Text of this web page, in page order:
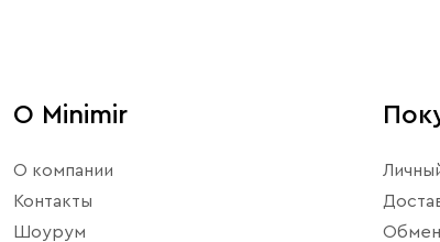
О Minimir
О компании
Контакты
Шоурум
Обмен